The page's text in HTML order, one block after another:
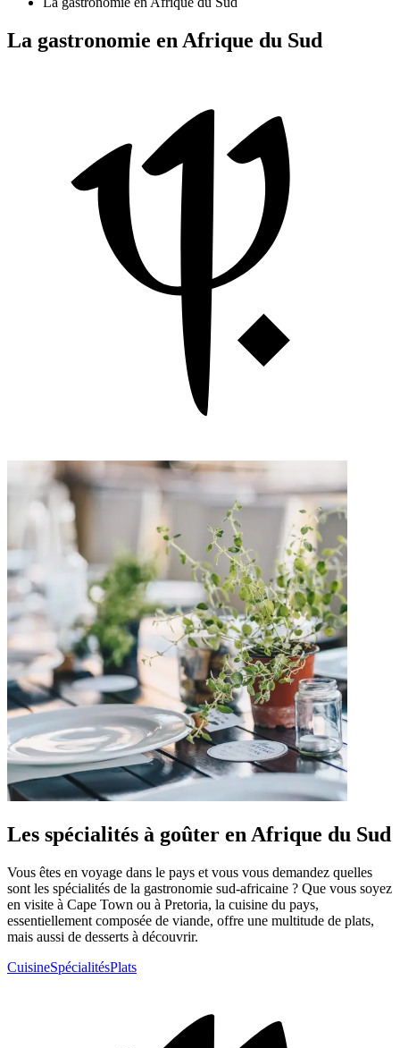
La gastronomie en Afrique du Sud
Les spécialités à goûter en Afrique du Sud
Vous êtes en voyage dans le pays et vous vous demandez quelles
sont les spécialités de la gastronomie sud-africaine ? Que vous soyez
en visite à Cape Town ou à Pretoria, la cuisine du pays,
essentiellement composée de viande, offre une multitude de plats,
mais aussi de desserts à découvrir.
CuisineSpécialitésPlats